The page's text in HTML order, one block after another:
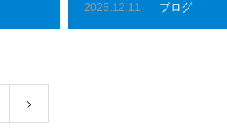
2025.12.11 ブログ